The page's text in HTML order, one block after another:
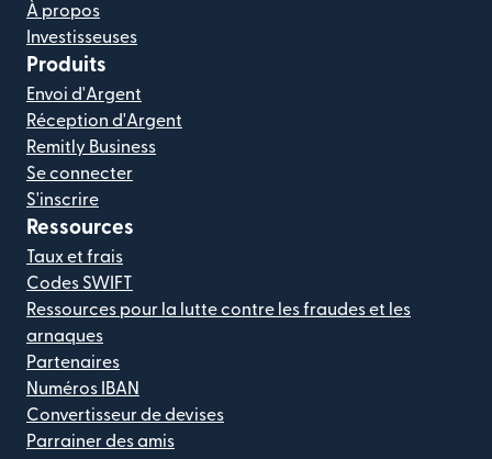
À propos
Investisseuses
Produits
Envoi d'Argent
Réception d'Argent
Remitly Business
Se connecter
S'inscrire
Ressources
Taux et frais
Codes SWIFT
Ressources pour la lutte contre les fraudes et les
arnaques
Partenaires
Numéros IBAN
Convertisseur de devises
Parrainer des amis